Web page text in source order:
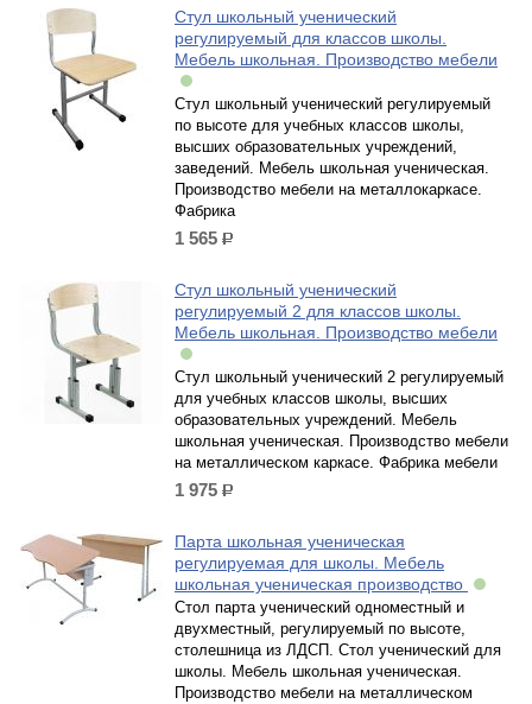
Стул школьный ученический
регулируемый для классов школы.
Мебель школьная. Производство мебели
Стул школьный ученический регулируемый
по высоте для учебных классов школы,
высших образовательных учреждений,
заведений. Мебель школьная ученическая.
Производство мебели на металлокаркасе.
Фабрика
1 565 р.
Стул школьный ученический
регулируемый 2 для классов школы.
Мебель школьная. Производство мебели
Стул школьный ученический 2 регулируемый
для учебных классов школы, высших
образовательных учреждений. Мебель
школьная ученическая. Производство мебели
на металлическом каркасе. Фабрика мебели
1 975 р.
Парта школьная ученическая
регулируемая для школы. Мебель
школьная ученическая производство
Стол парта ученический одноместный и
двухместный, регулируемый по высоте,
столешница из ЛДСП. Стол ученический для
школы. Мебель школьная ученическая.
Производство мебели на металлическом